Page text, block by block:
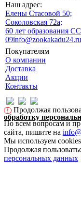
Наш адрес:
Eлены Стасовой 50;
Соколовская 72а;
60 лет образования
09info@zookakadu24.ru
Покупателям
О компании
Доставка
Акции
Контакты
!
Продолжая
обработку
По всем вопросам и
сайта, пишите на
Мы используем cookies
Продолжая
персональных данных